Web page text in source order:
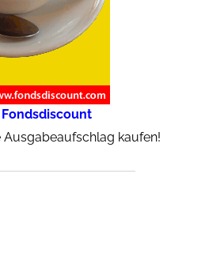
Fondsdiscount
Ausgabeaufschlag kaufen!